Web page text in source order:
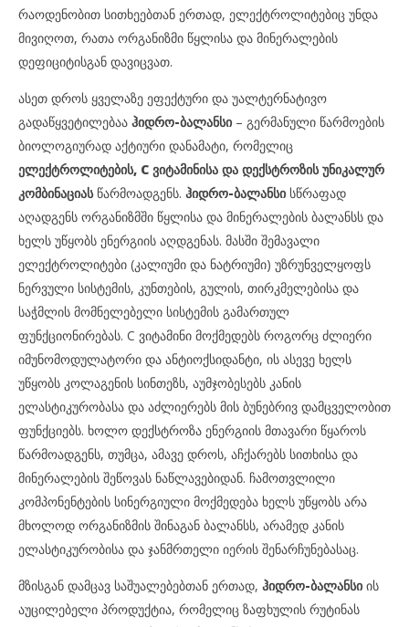
რაოდენობით სითხეებთან ერთად, ელექტროლიტებიც უნდა
მივიღოთ, რათა ორგანიზმი წყლისა და მინერალების
დეფიციტისგან დავიცვათ.
ასეთ დროს ყველაზე ეფექტური და უალტერნატივო
გადაწყვეტილებაა ჰიდრო-ბალანსი – გერმანული წარმოების
ბიოლოგიურად აქტიური დანამატი, რომელიც
ელექტროლიტების, C ვიტამინისა და დექსტროზის უნიკალურ
კომბინაციას წარმოადგენს. ჰიდრო-ბალანსი სწრაფად
აღადგენს ორგანიზმში წყლისა და მინერალების ბალანსს და
ხელს უწყობს ენერგიის აღდგენას. მასში შემავალი
ელექტროლიტები (კალიუმი და ნატრიუმი) უზრუნველყოფს
ნერვული სისტემის, კუნთების, გულის, თირკმელებისა და
საჭმლის მომნელებელი სისტემის გამართულ
ფუნქციონირებას. C ვიტამინი მოქმედებს როგორც ძლიერი
იმუნომოდულატორი და ანტიოქსიდანტი, ის ასევე ხელს
უწყობს კოლაგენის სინთეზს, აუმჯობესებს კანის
ელასტიკურობასა და აძლიერებს მის ბუნებრივ დამცველობით
ფუნქციებს. ხოლო დექსტროზა ენერგიის მთავარი წყაროს
წარმოადგენს, თუმცა, ამავე დროს, აჩქარებს სითხისა და
მინერალების შეწოვას ნაწლავებიდან. ჩამოთვლილი
კომპონენტების სინერგიული მოქმედება ხელს უწყობს არა
მხოლოდ ორგანიზმის შინაგან ბალანსს, არამედ კანის
ელასტიკურობისა და ჯანმრთელი იერის შენარჩუნებასაც.
მზისგან დამცავ საშუალებებთან ერთად, ჰიდრო-ბალანსი ის
აუცილებელი პროდუქტია, რომელიც ზაფხულის რუტინას